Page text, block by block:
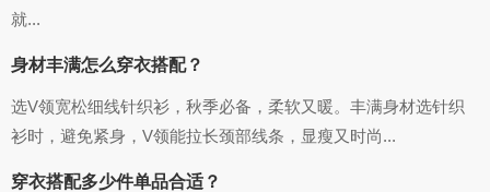
就...
身材丰满怎么穿衣搭配？
选V领宽松细线针织衫，秋季必备，柔软又暖。丰满身材选针织
衫时，避免紧身，V领能拉长颈部线条，显瘦又时尚...
穿衣搭配多少件单品合适？